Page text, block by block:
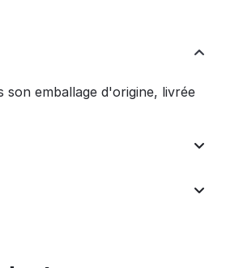
son emballage d'origine, livrée